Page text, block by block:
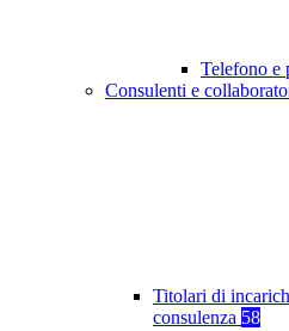
Telefono e
Consulenti e
Titolari di
consulenza 58